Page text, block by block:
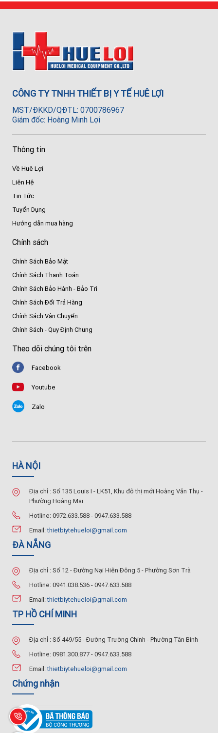
CÔNG TY TNHH THIẾT BỊ Y TẾ HUÊ LỢI
MST/ĐKKD/QĐTL: 0700786967
Giám đốc: Hoàng Minh Lợi
Thông tin
Về Huê Lợi
Liên Hệ
Tin Tức
Tuyển Dụng
Hướng dẫn mua hàng
Chính sách
Chính Sách Bảo Mật
Chính Sách Thanh Toán
Chính Sách Bảo Hành - Bảo Trì
Chính Sách Đổi Trả Hàng
Chính Sách Vận Chuyển
Chính Sách - Quy Định Chung
Theo dõi chúng tôi trên
Facebook
Youtube
Zalo
HÀ NỘI
Địa chỉ : Số 135 Louis I - LK51, Khu đô thị mới Hoàng Văn Thụ -
Phường Hoàng Mai
Hotline: 0972.633.588 - 0947.633.588
Email:thietbiytehueloi@gmail.com
ĐÀ NẴNG
Địa chỉ : Số 12 - Đường Nại Hiên Đông 5 - Phường Sơn Trà
Hotline: 0941.038.536 - 0947.633.588
Email:thietbiytehueloi@gmail.com
TP HỒ CHÍ MINH
Địa chỉ : Số 449/55 - Đường Trường Chinh - Phường Tân Bình
Hotline: 0981.300.877 - 0947.633.588
Email:thietbiytehueloi@gmail.com
Chứng nhận